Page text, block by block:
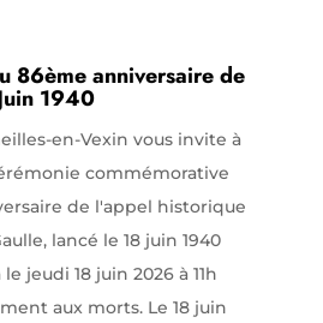
86ème anniversaire de
1940
en-Vexin vous invite à
commémorative
de l'appel historique
lancé le 18 juin 1940
jeudi 18 juin 2026 à 11h
aux morts. Le 18 juin